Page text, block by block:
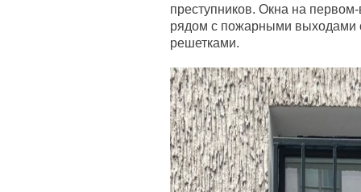
преступников. Окна на
рядом с пожарными выходами
решетками.